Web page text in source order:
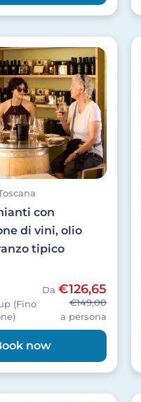
con
di vini, olio
tipico
(Fino
Da €126,65
€149,00
a persona
now